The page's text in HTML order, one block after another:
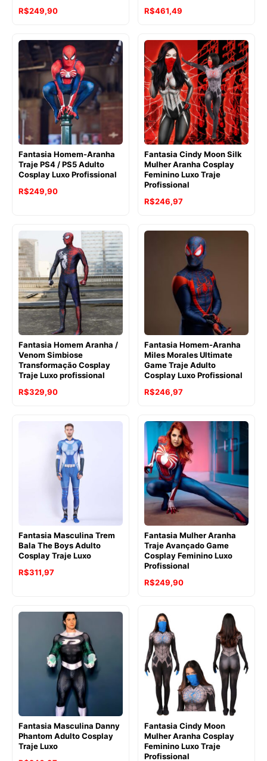
R$249,90
R$461,49
Fantasia Homem-Aranha
Traje PS4 / PS5 Adulto
Cosplay Luxo Profissional
R$249,90
Fantasia Cindy Moon Silk
Mulher Aranha Cosplay
Feminino Luxo Traje
Profissional
R$246,97
Fantasia Homem Aranha /
Venom Simbiose
Transformação Cosplay
Traje Luxo profissional
R$329,90
Fantasia Homem-Aranha
Miles Morales Ultimate
Game Traje Adulto
Cosplay Luxo Profissional
R$246,97
Fantasia Masculina Trem
Bala The Boys Adulto
Cosplay Traje Luxo
R$311,97
Fantasia Mulher Aranha
Traje Avançado Game
Cosplay Feminino Luxo
Profissional
R$249,90
Fantasia Masculina Danny
Phantom Adulto Cosplay
Traje Luxo
Fantasia Cindy Moon
Mulher Aranha Cosplay
Feminino Luxo Traje
Profissional